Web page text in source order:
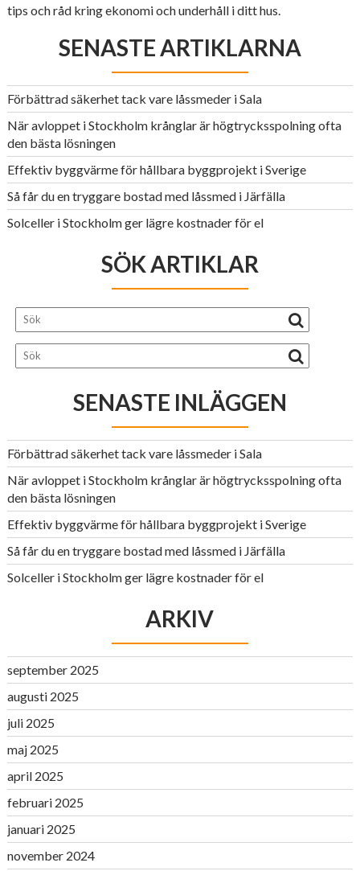
tips och råd kring ekonomi och underhåll i ditt hus.
SENASTE ARTIKLARNA
Förbättrad säkerhet tack vare låssmeder i Sala
När avloppet i Stockholm krånglar är högtrycksspolning ofta
den bästa lösningen
Effektiv byggvärme för hållbara byggprojekt i Sverige
Så får du en tryggare bostad med låssmed i Järfälla
Solceller i Stockholm ger lägre kostnader för el
SÖK ARTIKLAR
SENASTE INLÄGGEN
Förbättrad säkerhet tack vare låssmeder i Sala
När avloppet i Stockholm krånglar är högtrycksspolning ofta
den bästa lösningen
Effektiv byggvärme för hållbara byggprojekt i Sverige
Så får du en tryggare bostad med låssmed i Järfälla
Solceller i Stockholm ger lägre kostnader för el
ARKIV
september 2025
augusti 2025
juli 2025
maj 2025
april 2025
februari 2025
januari 2025
november 2024